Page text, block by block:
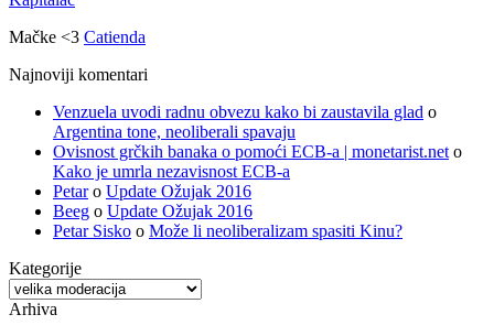
Mačke <3 Catienda
Najnoviji komentari
Venzuela uvodi radnu obvezu kako bi zaustavila glad o
Argentina tone, neoliberali spavaju
Ovisnost grčkih banaka o pomoći ECB-a | monetarist.net o
Kako je umrla nezavisnost ECB-a
Petaro Update Ožujak 2016
Beeg o Update Ožujak 2016
Petar Sisko o Može li neoliberalizam spasiti Kinu?
Kategorije
Kategorije
Arhiva